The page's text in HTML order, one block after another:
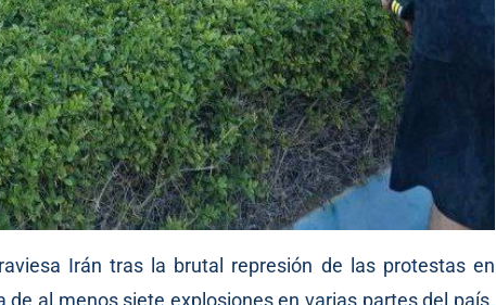
Irán tras la brutal represión de las protestas en
al menos siete explosiones en varias partes del país.